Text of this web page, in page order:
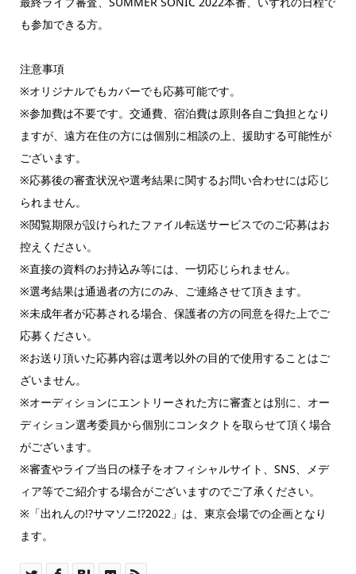
も参加できる方。
注意事項
※オリジナルでもカバーでも応募可能です。
※参加費は不要です。交通費、宿泊費は原則各自ご負担となり
ますが、遠方在住の方には個別に相談の上、援助する可能性が
ございます。
※応募後の審査状況や選考結果に関するお問い合わせには応じ
られません。
※閲覧期限が設けられたファイル転送サービスでのご応募はお
控えください。
※直接の資料のお持込み等には、一切応じられません。
※選考結果は通過者の方にのみ、ご連絡させて頂きます。
※未成年者が応募される場合、保護者の方の同意を得た上でご
応募ください。
※お送り頂いた応募内容は選考以外の目的で使用することはご
ざいません。
※オーディションにエントリーされた方に審査とは別に、オー
ディション選考委員から個別にコンタクトを取らせて頂く場合
がございます。
※審査やライブ当日の様子をオフィシャルサイト、SNS、メデ
ィア等でご紹介する場合がございますのでご了承ください。
※「出れんの!?サマソニ!?2022」は、東京会場での企画となり
ます。